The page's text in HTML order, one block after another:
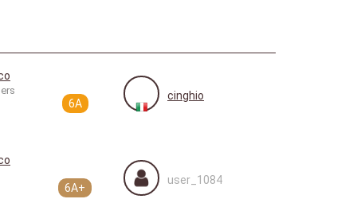
6A
cinghio
6A+
user_1084